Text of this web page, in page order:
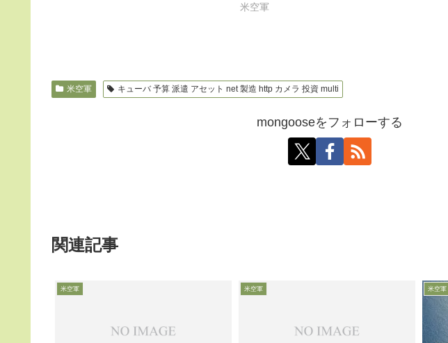
米空軍
米空軍 キューバ 予算 派遣 アセット net 製造 http カメラ 投資 multi
mongooseをフォローする
関連記事
米空軍 米空軍 米空軍